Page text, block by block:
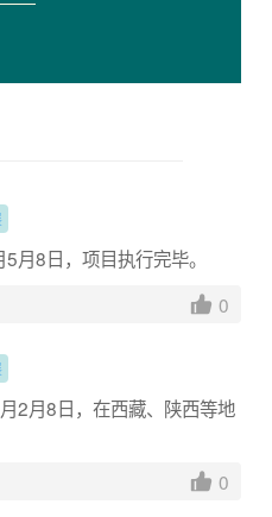
8日，项目执行完毕。
0
2月8日，在西藏、陕西等地
0